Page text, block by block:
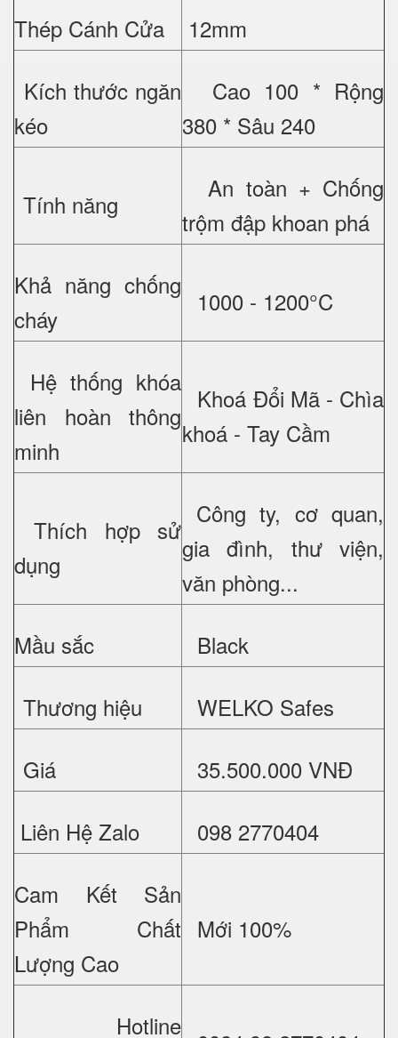
Thép Cánh Cửa
12mm
Kích thước ngăn
kéo
Cao 100 * Rộng
380 * Sâu 240
Tính năng
An toàn + Chống
trộm đập khoan phá
Khả năng chống
cháy
1000 - 1200°C
Hệ thống khóa
liên hoàn thông
minh
Khoá Đổi Mã - Chìa
khoá - Tay Cầm
Thích hợp sử
dụng
Công ty, cơ quan,
gia đình, thư viện,
văn phòng...
Mầu sắc
Black
Thương hiệu
WELKO Safes
Giá
35.500.000 VNĐ
Liên Hệ Zalo
098 2770404
Cam Kết Sản
Phẩm Chất
Lượng Cao
Mới 100%
Hotline